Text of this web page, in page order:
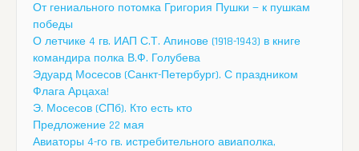
От гениального потомка Григория Пушки — к пушкам
победы
О летчике 4 гв. ИАП С.Т. Апинове (1918-1943) в книге
командира полка В.Ф. Голубева
Эдуард Мосесов (Санкт-Петербург). С праздником
Флага Арцаха!
Э. Мосесов (СПб). Кто есть кто
Предложение 22 мая
Авиаторы 4-го гв. истребительного авиаполка,